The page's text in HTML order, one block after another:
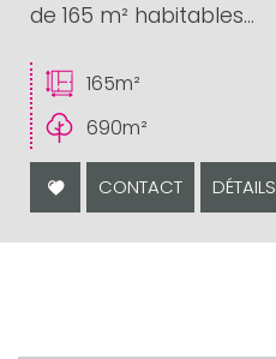
de 165 m² habitables...
165m²
690m²
CONTACT DÉTAILS